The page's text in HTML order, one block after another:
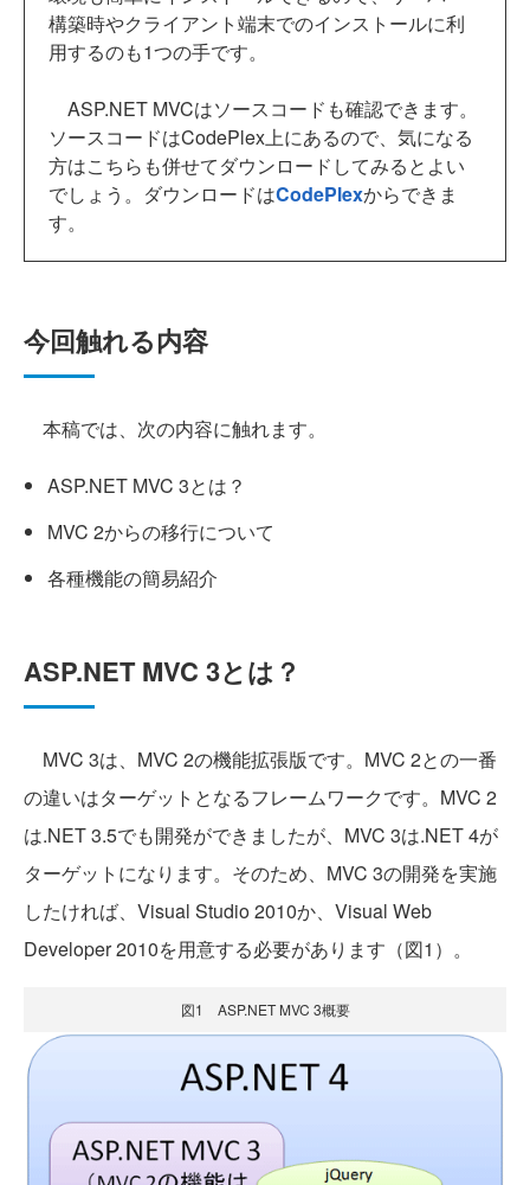
構築時やクライアント端末でのインストールに利
用するのも1つの手です。
ASP.NET MVCはソースコードも確認できます。
ソースコードはCodePlex上にあるので、気になる
方はこちらも併せてダウンロードしてみるとよい
でしょう。ダウンロードはCodePlexからできま
す。
今回触れる内容
本稿では、次の内容に触れます。
ASP.NET MVC 3とは？
MVC 2からの移行について
各種機能の簡易紹介
ASP.NET MVC 3とは？
MVC 3は、MVC 2の機能拡張版です。MVC 2との一番
の違いはターゲットとなるフレームワークです。MVC 2
は.NET 3.5でも開発ができましたが、MVC 3は.NET 4が
ターゲットになります。そのため、MVC 3の開発を実施
したければ、Visual Studio 2010か、Visual Web
Developer 2010を用意する必要があります（図1）。
図1 ASP.NET MVC 3概要